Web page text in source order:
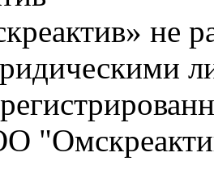
не